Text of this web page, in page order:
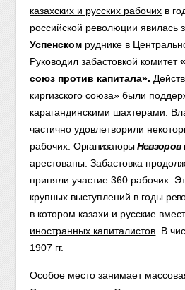
казахских и русских рабочих в
российской революции явилась
Успенском руднике в
Руководил забастовкой комитет
союз против капитала».
киргизского союза» были
карагандинскими шахтерами.
частично удовлетворили
рабочих.ОрганизаторыНевзоров
арестованы. Забастовка
приняли участие 360 рабочих.
крупных выступлений в годы
в котором казахи и русские
иностранных капиталистов . В
1907 гг.
Особое место занимает